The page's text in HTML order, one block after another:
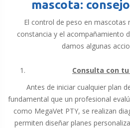
mascota:
El control de peso en mascotas
constancia y el acompañamiento
damos algunas
Consulta con
Antes de iniciar cualquier plan
fundamental que un profesional
como MegaVet PTY, se realizan
permiten diseñar planes